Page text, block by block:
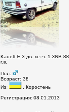
Kadett E 3-дв. хетч. 1.3NB 88
г.в.
Пол:
Возраст: 38
Из:
, Коростень
Регистрация: 08.01.2013